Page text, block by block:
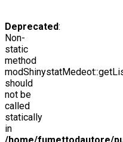
Deprecated:
Non-
static
method
should
not be
called
statically
in